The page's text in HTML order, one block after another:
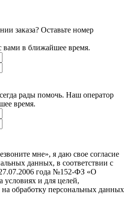
заказа? Оставьте номер
вами в ближайшее время.
рады помочь. Наш оператор
время.
мне», я даю свое согласие
данных, в соответствии с
года №152-ФЗ «О
и для целей,
обработку персональных данных